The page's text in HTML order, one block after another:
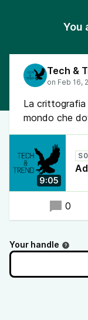
You
Tech &
La crittografia
mondo che
9:05
0
Your handle